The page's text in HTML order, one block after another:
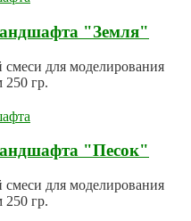
"Земля"
смеси для моделирования
250 гр.
"Песок"
смеси для моделирования
250 гр.